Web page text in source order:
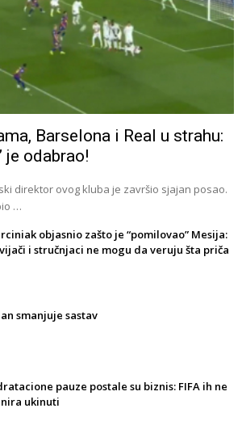
Barselona i Real u strahu:
je odabrao!
direktor ovog kluba je završio sjajan posao.
…
objasnio zašto je “pomilovao” Mesija:
i stručnjaci ne mogu da veruju šta priča
smanjuje sastav
pauze postale su biznis: FIFA ih ne
ukinuti